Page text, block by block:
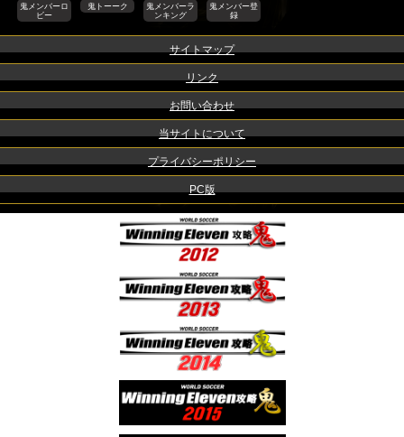
鬼メンバーロ
ビー
鬼トーーク
鬼メンバーラ
ンキング
鬼メンバー登
録
サイトマップ
リンク
お問い合わせ
当サイトについて
プライバシーポリシー
PC版